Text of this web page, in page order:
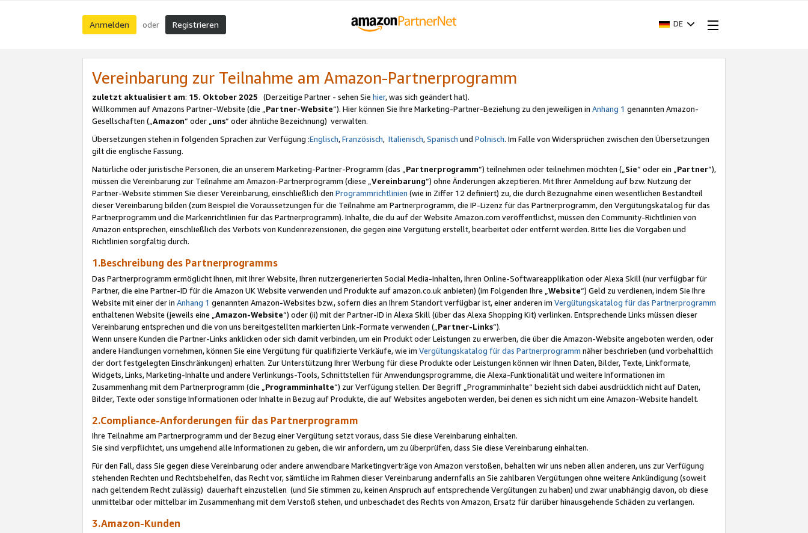
Anmelden oder Registrieren DE
Vereinbarung zur Teilnahme am Amazon-Partnerprogramm
zuletzt aktualisiert am: 15. Oktober 2025 (Derzeitige Partner - sehen Sie hier, was sich geändert hat).
Willkommen auf Amazons Partner-Website (die „Partner-Website“). Hier können Sie Ihre Marketing-Partner-Beziehung zu den jeweiligen in Anhang 1 genannten Amazon-
Gesellschaften („Amazon“ oder „uns“ oder ähnliche Bezeichnung) verwalten.
Übersetzungen stehen in folgenden Sprachen zur Verfügung :Englisch,Französisch, Italienisch,Spanisch und Polnisch. Im Falle von Widersprüchen zwischen den Übersetzungen
gilt die englische Fassung.
Natürliche oder juristische Personen, die an unserem Marketing-Partner-Programm (das „Partnerprogramm“) teilnehmen oder teilnehmen möchten („Sie“ oder ein „Partner“),
müssen die Vereinbarung zur Teilnahme am Amazon-Partnerprogramm (diese „Vereinbarung“) ohne Änderungen akzeptieren. Mit Ihrer Anmeldung auf bzw. Nutzung der
Partner-Website stimmen Sie dieser Vereinbarung, einschließlich den Programmrichtlinien (wie in Ziffer 12 definiert) zu, die durch Bezugnahme einen wesentlichen Bestandteil
dieser Vereinbarung bilden (zum Beispiel die Voraussetzungen für die Teilnahme am Partnerprogramm, die IP-Lizenz für das Partnerprogramm, den Vergütungskatalog für das
Partnerprogramm und die Markenrichtlinien für das Partnerprogramm). Inhalte, die du auf der Website Amazon.com veröffentlichst, müssen den Community-Richtlinien von
Amazon entsprechen, einschließlich des Verbots von Kundenrezensionen, die gegen eine Vergütung erstellt, bearbeitet oder entfernt werden. Bitte lies die Vorgaben und
Richtlinien sorgfältig durch.
1.Beschreibung des Partnerprogramms
Das Partnerprogramm ermöglicht Ihnen, mit Ihrer Website, Ihren nutzergenerierten Social Media-Inhalten, Ihren Online-Softwareapplikation oder Alexa Skill (nur verfügbar für
Partner, die eine Partner-ID für die Amazon UK Website verwenden und Produkte auf amazon.co.uk anbieten) (im Folgenden Ihre „ Website“) Geld zu verdienen, indem Sie Ihre
Website mit einer der in Anhang 1 genannten Amazon-Websites bzw., sofern dies an Ihrem Standort verfügbar ist, einer anderen im Vergütungskatalog für das Partnerprogramm
enthaltenen Website (jeweils eine „ Amazon-Website“) oder (ii) mit der Partner-ID in Alexa Skill (über das Alexa Shopping Kit) verlinken. Entsprechende Links müssen dieser
Vereinbarung entsprechen und die von uns bereitgestellten markierten Link-Formate verwenden („ Partner-Links“).
Wenn unsere Kunden die Partner-Links anklicken oder sich damit verbinden, um ein Produkt oder Leistungen zu erwerben, die über die Amazon-Website angeboten werden, oder
andere Handlungen vornehmen, können Sie eine Vergütung für qualifizierte Verkäufe, wie im Vergütungskatalog für das Partnerprogramm näher beschrieben (und vorbehaltlich
der dort festgelegten Einschränkungen) erhalten. Zur Unterstützung Ihrer Werbung für diese Produkte oder Leistungen können wir Ihnen Daten, Bilder, Texte, Linkformate,
Widgets, Links, Marketing-Inhalte und andere Verlinkungs-Tools, Schnittstellen für Anwendungsprogramme, die Alexa-Funktionalität und weitere Informationen im
Zusammenhang mit dem Partnerprogramm (die „ Programminhalte“) zur Verfügung stellen. Der Begriff „Programminhalte“ bezieht sich dabei ausdrücklich nicht auf Daten,
Bilder, Texte oder sonstige Informationen oder Inhalte in Bezug auf Produkte, die auf Websites angeboten werden, bei denen es sich nicht um eine Amazon-Website handelt.
2.Compliance-Anforderungen für das Partnerprogramm
Ihre Teilnahme am Partnerprogramm und der Bezug einer Vergütung setzt voraus, dass Sie diese Vereinbarung einhalten.
Sie sind verpflichtet, uns umgehend alle Informationen zu geben, die wir anfordern, um zu überprüfen, dass Sie diese Vereinbarung einhalten.
Für den Fall, dass Sie gegen diese Vereinbarung oder andere anwendbare Marketingverträge von Amazon verstoßen, behalten wir uns neben allen anderen, uns zur Verfügung
stehenden Rechten und Rechtsbehelfen, das Recht vor, sämtliche im Rahmen dieser Vereinbarung andernfalls an Sie zahlbaren Vergütungen ohne weitere Ankündigung (soweit
nach geltendem Recht zulässig) dauerhaft einzustellen (und Sie stimmen zu, keinen Anspruch auf entsprechende Vergütungen zu haben) und zwar unabhängig davon, ob diese
unmittelbar oder mittelbar im Zusammenhang mit dem Verstoß stehen, und unbeschadet des Rechts von Amazon, Ersatz für darüber hinausgehende Schäden zu verlangen.
3.Amazon-Kunden